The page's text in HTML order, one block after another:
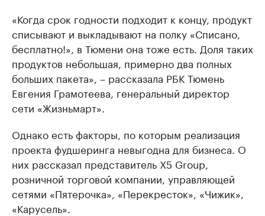
«Когда срок годности подходит к концу, продукт
списывают и выкладывают на полку «Списано,
бесплатно!», в Тюмени она тоже есть. Доля таких
продуктов небольшая, примерно два полных
больших пакета», – рассказала РБК Тюмень
Евгения Грамотеева, генеральный директор
сети «Жизньмарт».
Однако есть факторы, по которым реализация
проекта фудшеринга невыгодна для бизнеса. О
них рассказал представитель X5 Group,
розничной торговой компании, управляющей
сетями «Пятерочка», «Перекресток», «Чижик»,
«Карусель».